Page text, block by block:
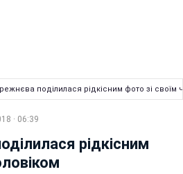
поділилася рідкісним фото зі своїм
· 06:39
рідкісним